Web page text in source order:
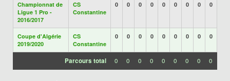
Championnat de
Ligue 1 Pro -
2016/2017
CS
Constantine
0 0 0 0 0 0 0 0 0
Coupe d'Algérie
2019/2020
CS
Constantine
0 0 0 0 0 0 0 0 0
Parcours total 0 0 0 0 0 0 0 0 0